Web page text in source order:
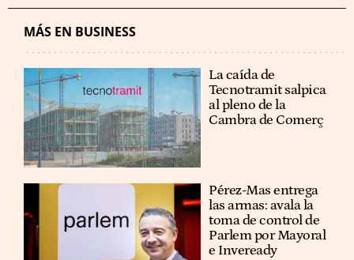
MÁS EN BUSINESS
La caída de
Tecnotramit salpica
al pleno de la
Cambra de Comerç
Pérez-Mas entrega
las armas: avala la
toma de control de
Parlem por Mayoral
e Inveready